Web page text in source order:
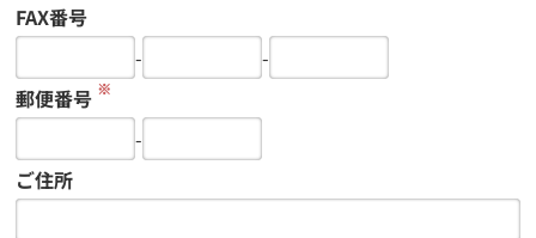
FAX番号
-
-
郵便番号 ※
-
ご住所